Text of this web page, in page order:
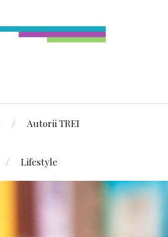
Autorii TREI
Lifestyle